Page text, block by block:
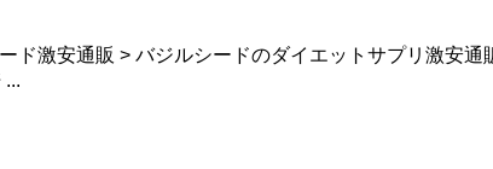
ド激安通販 > バジルシードのダイエットサプリ激安
...